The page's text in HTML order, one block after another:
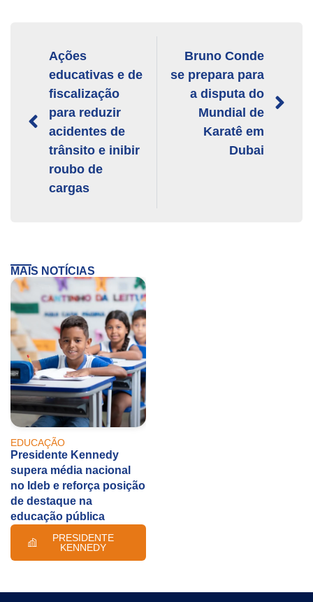
Ações
educativas e de
fiscalização
para reduzir
acidentes de
trânsito e inibir
roubo de
cargas
Bruno Conde
se prepara para
a disputa do
Mundial de
Karatê em
Dubai
MAIS NOTÍCIAS
EDUCAÇÃO
Presidente Kennedy
supera média nacional
no Ideb e reforça posição
de destaque na
educação pública
PRESIDENTE
KENNEDY